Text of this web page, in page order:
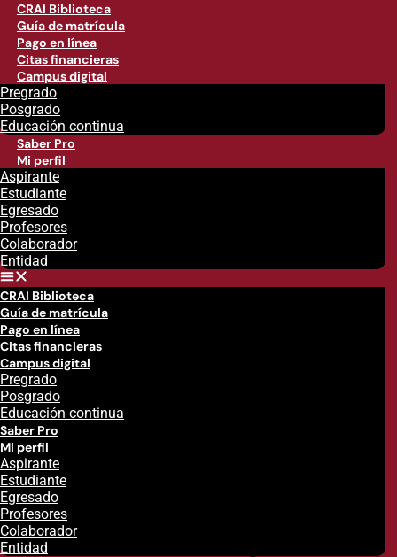
CRAI Biblioteca
Guía de matrícula
Pago en línea
Citas financieras
Campus digital
Pregrado
Posgrado
Educación continua
Saber Pro
Mi perfil
Aspirante
Estudiante
Egresado
Profesores
Colaborador
Entidad
CRAI Biblioteca
Guía de matrícula
Pago en línea
Citas financieras
Campus digital
Pregrado
Posgrado
Educación continua
Saber Pro
Mi perfil
Aspirante
Estudiante
Egresado
Profesores
Colaborador
Entidad